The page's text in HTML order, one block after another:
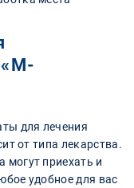
«М-
для лечения
от типа лекарства.
могут приехать и
удобное для вас